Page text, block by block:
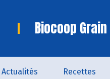
Biocoop Grain
Actualités Recettes